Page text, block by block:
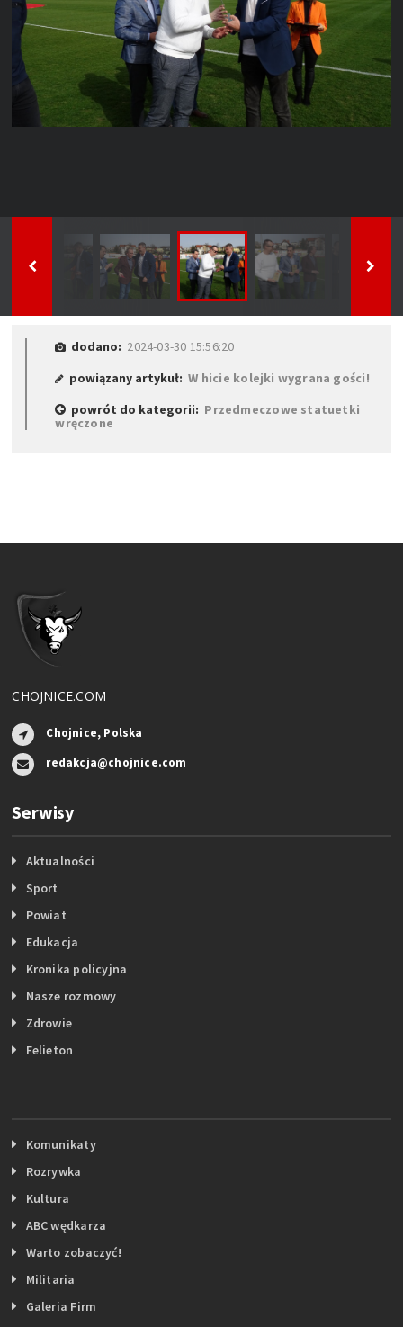
dodano: 2024-03-30 15:56:20
powiązany artykuł:W hicie kolejki wygrana gości!
powrót do kategorii: Przedmeczowe statuetki
wręczone
CHOJNICE.COM
Chojnice, Polska
redakcja@chojnice.com
Serwisy
Aktualności
Sport
Powiat
Edukacja
Kronika policyjna
Nasze rozmowy
Zdrowie
Felieton
Komunikaty
Rozrywka
Kultura
ABC wędkarza
Warto zobaczyć!
Militaria
Galeria Firm